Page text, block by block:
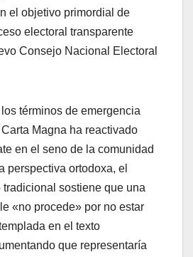
el objetivo primordial de
electoral transparente
Consejo Nacional Electoral
términos de emergencia
Magna ha reactivado
en el seno de la comunidad
perspectiva ortodoxa, el
sostiene que una
«no procede» por no estar
en el texto
que representaría